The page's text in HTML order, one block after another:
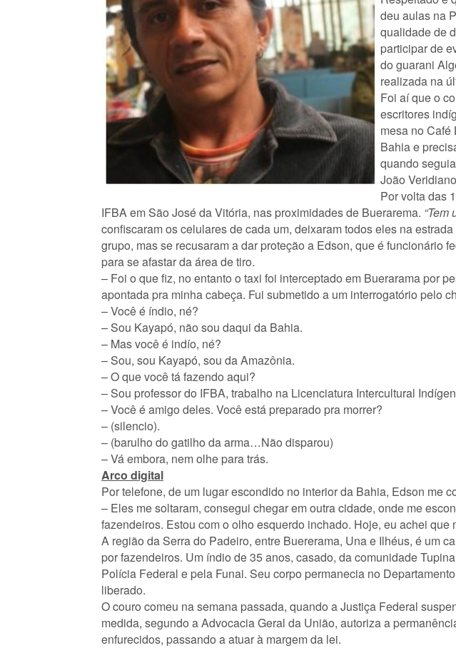
deu aulas na
qualidade de
participar de
do guarani
realizada na
Foi aí que o
escritores
mesa no Café
Bahia e
quando
João
Por volta das
IFBA em São José da Vitória, nas proximidades de Buerarema. “Tem
confiscaram os celulares de cada um, deixaram todos eles na
grupo, mas se recusaram a dar proteção a Edson, que é funcionário
para se afastar da área de tiro.
– Foi o que fiz, no entanto o taxi foi interceptado em Buerarama por
apontada pra minha cabeça. Fui submetido a um interrogatório pelo
– Você é índio, né?
– Sou Kayapó, não sou daqui da Bahia.
– Mas você é indío, né?
– Sou, sou Kayapó, sou da Amazônia.
– O que você tá fazendo aqui?
– Sou professor do IFBA, trabalho na Licenciatura Intercultural
– Você é amigo deles. Você está preparado pra morrer?
– (silencio).
– (barulho do gatilho da arma…Não disparou)
– Vá embora, nem olhe para trás.
Arco digital
Por telefone, de um lugar escondido no interior da Bahia, Edson me
– Eles me soltaram, consegui chegar em outra cidade, onde me
fazendeiros. Estou com o olho esquerdo inchado. Hoje, eu achei que
A região da Serra do Padeiro, entre Buererama, Una e Ilhéus, é um
por fazendeiros. Um índio de 35 anos, casado, da comunidade
Polícia Federal e pela Funai. Seu corpo permanecia no
liberado.
O couro comeu na semana passada, quando a Justiça Federal
medida, segundo a Advocacia Geral da União, autoriza a
enfurecidos, passando a atuar à margem da lei.